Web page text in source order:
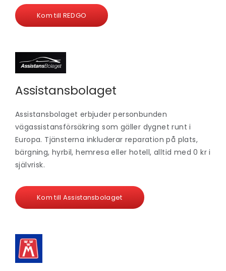
Kom till REDGO
Assistansbolaget
Assistansbolaget erbjuder personbunden
vägassistansförsäkring som gäller dygnet runt i
Europa. Tjänsterna inkluderar reparation på plats,
bärgning, hyrbil, hemresa eller hotell, alltid med 0 kr i
självrisk.
Kom till Assistansbolaget